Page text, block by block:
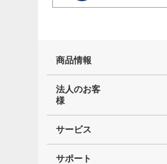
商品情報
法人のお客
様
サービス
サポート